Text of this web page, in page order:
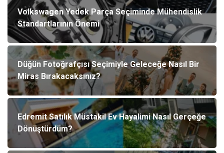
Volkswagen Yedek Parça Seçiminde Mühendislik
Standartlarının Önemi
Düğün Fotoğrafçısı Seçimiyle Geleceğe Nasıl Bir
Miras Bırakacaksınız?
Edremit Satılık Müstakil Ev Hayalimi Nasıl Gerçeğe
Dönüştürdüm?